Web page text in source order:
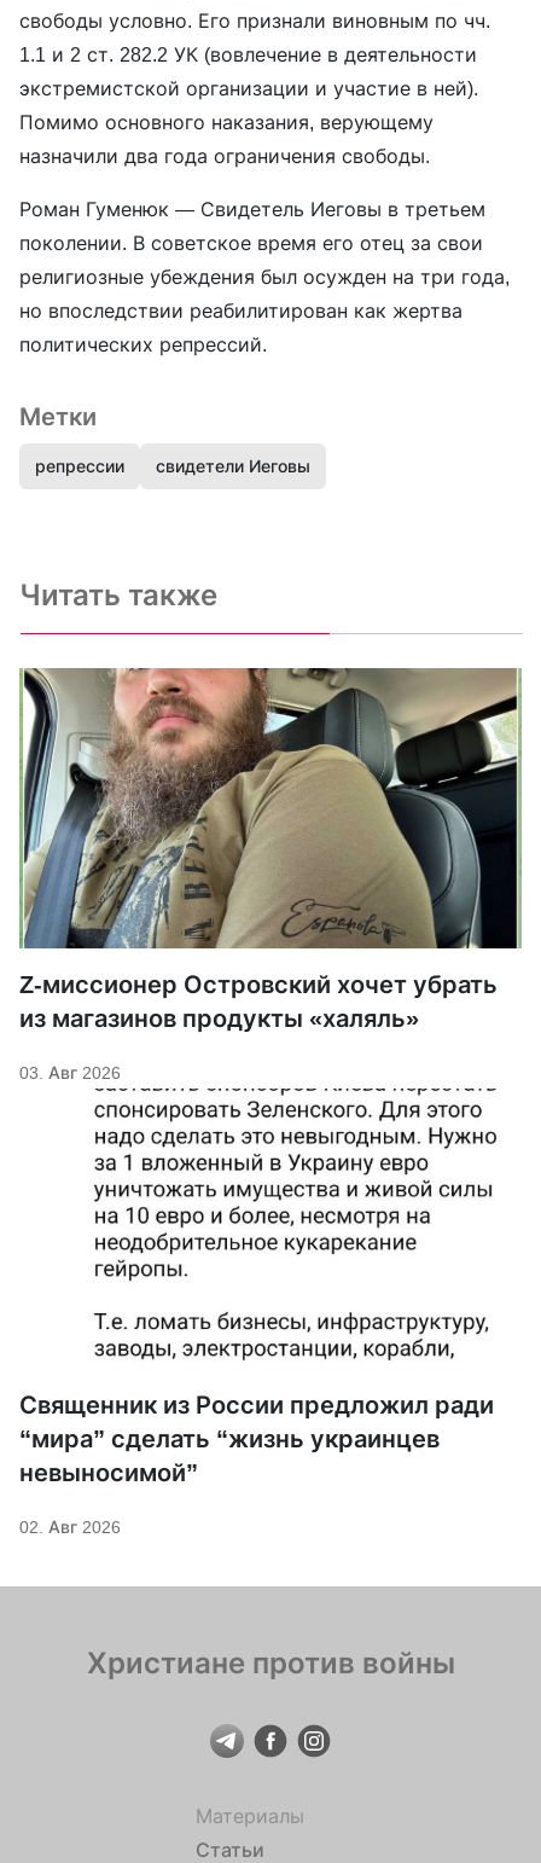
свободы условно. Его признали виновным по чч.
1.1 и 2 ст. 282.2 УК (вовлечение в деятельности
экстремистской организации и участие в ней).
Помимо основного наказания, верующему
назначили два года ограничения свободы.
Роман Гуменюк — Свидетель Иеговы в третьем
поколении. В советское время его отец за свои
религиозные убеждения был осужден на три года,
но впоследствии реабилитирован как жертва
политических репрессий.
Метки
репрессии свидетели Иеговы
Читать также
Z-миссионер Островский хочет убрать
из магазинов продукты «халяль»
03. Авг 2026
Священник из России предложил ради
“мира” сделать “жизнь украинцев
невыносимой”
02. Авг 2026
Христиане против войны
Материалы
Статьи